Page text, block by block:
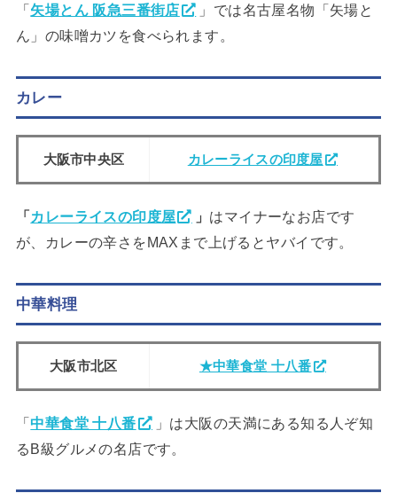
「矢場とん 阪急三番街店
」では名古屋名物「矢場と
ん」の味噌カツを食べられます。
カレー
大阪市中央区 カレーライスの印度屋
「カレーライスの印度屋 」 はマイナーなお店です
が、カレーの辛さをMAXまで上げるとヤバイです。
中華料理
大阪市北区 ★中華食堂 十八番
「中華食堂 十八番
」は大阪の天満にある知る人ぞ知
るB級グルメの名店です。